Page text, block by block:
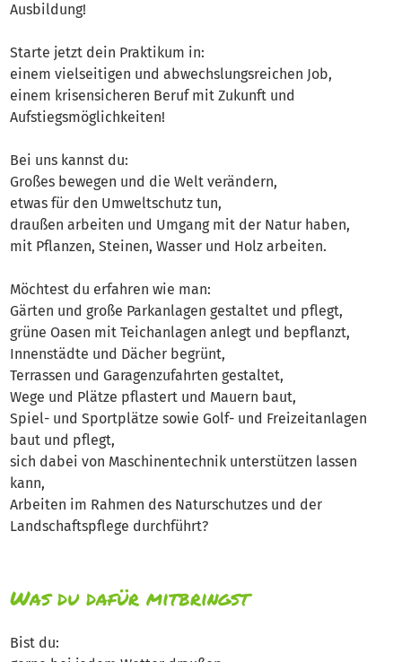
Ausbildung!
Starte jetzt dein Praktikum in:
einem vielseitigen und abwechslungsreichen Job,
einem krisensicheren Beruf mit Zukunft und
Aufstiegsmöglichkeiten!
Bei uns kannst du:
Großes bewegen und die Welt verändern,
etwas für den Umweltschutz tun,
draußen arbeiten und Umgang mit der Natur haben,
mit Pflanzen, Steinen, Wasser und Holz arbeiten.
Möchtest du erfahren wie man:
Gärten und große Parkanlagen gestaltet und pflegt,
grüne Oasen mit Teichanlagen anlegt und bepflanzt,
Innenstädte und Dächer begrünt,
Terrassen und Garagenzufahrten gestaltet,
Wege und Plätze pflastert und Mauern baut,
Spiel- und Sportplätze sowie Golf- und Freizeitanlagen
baut und pflegt,
sich dabei von Maschinentechnik unterstützen lassen
kann,
Arbeiten im Rahmen des Naturschutzes und der
Landschaftspflege durchführt?
Was du dafür mitbringst
Bist du: